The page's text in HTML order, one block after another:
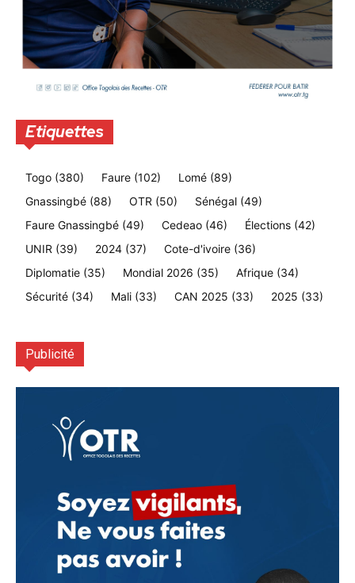
Etiquettes
Togo (380) Faure (102) Lomé (89)
Gnassingbé (88) OTR (50) Sénégal (49)
Faure Gnassingbé (49) Cedeao (46) Élections (42)
UNIR (39) 2024 (37) Cote-d'ivoire (36)
Diplomatie (35) Mondial 2026 (35) Afrique (34)
Sécurité (34) Mali (33) CAN 2025 (33) 2025 (33)
Publicité